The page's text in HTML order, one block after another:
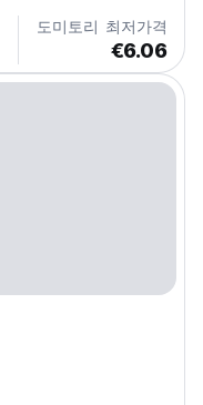
도미토리 최저가격
€6.06